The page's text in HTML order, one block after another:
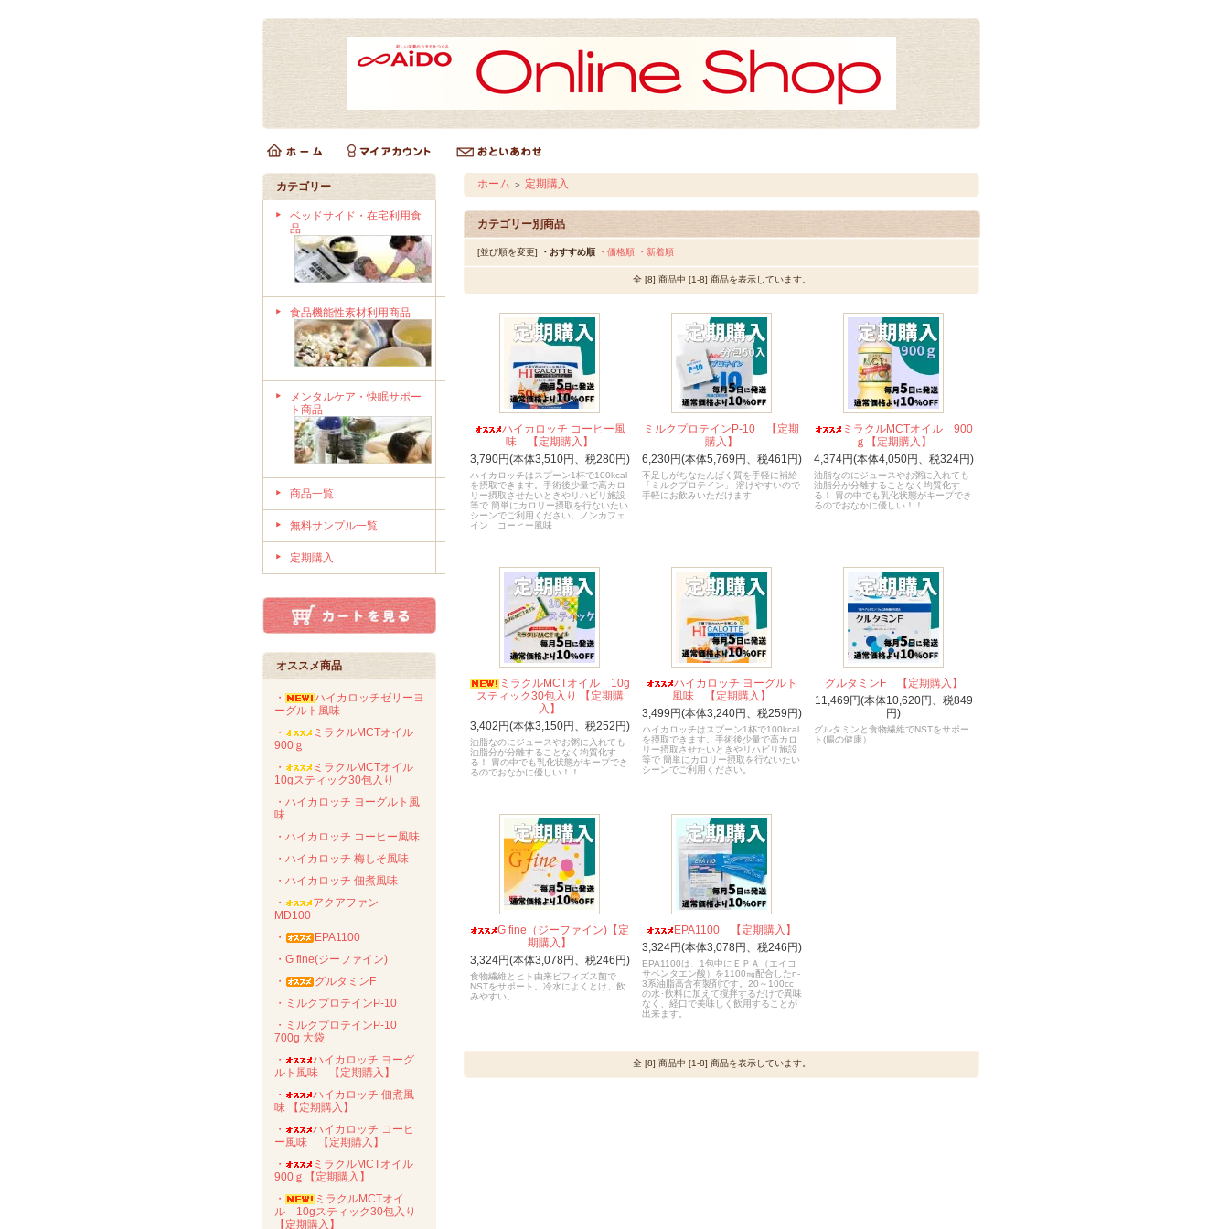
カテゴリー
ベッドサイド・在宅利用食
品
食品機能性素材利用商品
メンタルケア・快眠サポー
ト商品
商品一覧
無料サンプル一覧
定期購入
オススメ商品
・
ハイカロッチゼリーヨ
ーグルト風味
・
ミラクルMCTオイル
900ｇ
・
ミラクルMCTオイル
10gスティック30包入り
・ハイカロッチ ヨーグルト風
味
・ハイカロッチ コーヒー風味
・ハイカロッチ 梅しそ風味
・ハイカロッチ 佃煮風味
・
アクアファン
MD100
・
EPA1100
・G fine(ジーファイン)
・
グルタミンF
・ミルクプロテインP-10
・ミルクプロテインP-10
700g 大袋
・
ハイカロッチ ヨーグ
ルト風味 【定期購入】
・
ハイカロッチ 佃煮風
味 【定期購入】
・
ハイカロッチ コーヒ
ー風味 【定期購入】
・
ミラクルMCTオイル
900ｇ【定期購入】
・
ミラクルMCTオイ
ル 10gスティック30包入り
【定期購入】
ホーム ＞ 定期購入
カテゴリー別商品
[並び順を変更] ・おすすめ順 ・価格順 ・新着順
全 [8] 商品中 [1-8] 商品を表示しています。
ハイカロッチ コーヒー風
味 【定期購入】
3,790円(本体3,510円、税280円)
ハイカロッチはスプーン1杯で100kcal
を摂取できます。手術後少量で高カロ
リー摂取させたいときやリハビリ施設
等で 簡単にカロリー摂取を行ないたい
シーンでご利用ください。ノンカフェ
イン コーヒー風味
ミルクプロテインP-10 【定期
購入】
6,230円(本体5,769円、税461円)
不足しがちなたんぱく質を手軽に補給
「ミルクプロテイン」 溶けやすいので
手軽にお飲みいただけます
ミラクルMCTオイル 900
ｇ【定期購入】
4,374円(本体4,050円、税324円)
油脂なのにジュースやお粥に入れても
油脂分が分離することなく均質化す
る！ 胃の中でも乳化状態がキープでき
るのでおなかに優しい！！
ミラクルMCTオイル 10g
スティック30包入り 【定期購
入】
3,402円(本体3,150円、税252円)
油脂なのにジュースやお粥に入れても
油脂分が分離することなく均質化す
る！ 胃の中でも乳化状態がキープでき
るのでおなかに優しい！！
ハイカロッチ ヨーグルト
風味 【定期購入】
3,499円(本体3,240円、税259円)
ハイカロッチはスプーン1杯で100kcal
を摂取できます。手術後少量で高カロ
リー摂取させたいときやリハビリ施設
等で 簡単にカロリー摂取を行ないたい
シーンでご利用ください。
グルタミンF 【定期購入】
11,469円(本体10,620円、税849
円)
グルタミンと食物繊維でNSTをサポー
ト(腸の健康）
G fine（ジーファイン)【定
期購入】
3,324円(本体3,078円、税246円)
食物繊維とヒト由来ビフィズス菌で
NSTをサポート。冷水によくとけ、飲
みやすい。
EPA1100 【定期購入】
3,324円(本体3,078円、税246円)
EPA1100は、1包中にＥＰＡ（エイコ
サペンタエン酸）を1100㎎配合したn-
3系油脂高含有製剤です。20～100cc
の水･飲料に加えて撹拌するだけで異味
なく、経口で美味しく飲用することが
出来ます。
全 [8] 商品中 [1-8] 商品を表示しています。